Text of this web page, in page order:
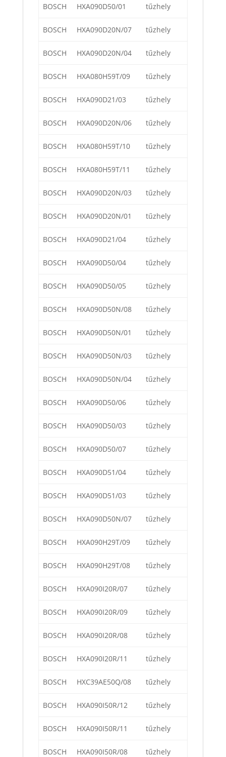
BOSCH HXA090D50/01 tűzhely
BOSCH HXA090D20N/07 tűzhely
BOSCH HXA090D20N/04 tűzhely
BOSCH HXA080H59T/09 tűzhely
BOSCH HXA090D21/03 tűzhely
BOSCH HXA090D20N/06 tűzhely
BOSCH HXA080H59T/10 tűzhely
BOSCH HXA080H59T/11 tűzhely
BOSCH HXA090D20N/03 tűzhely
BOSCH HXA090D20N/01 tűzhely
BOSCH HXA090D21/04 tűzhely
BOSCH HXA090D50/04 tűzhely
BOSCH HXA090D50/05 tűzhely
BOSCH HXA090D50N/08 tűzhely
BOSCH HXA090D50N/01 tűzhely
BOSCH HXA090D50N/03 tűzhely
BOSCH HXA090D50N/04 tűzhely
BOSCH HXA090D50/06 tűzhely
BOSCH HXA090D50/03 tűzhely
BOSCH HXA090D50/07 tűzhely
BOSCH HXA090D51/04 tűzhely
BOSCH HXA090D51/03 tűzhely
BOSCH HXA090D50N/07 tűzhely
BOSCH HXA090H29T/09 tűzhely
BOSCH HXA090H29T/08 tűzhely
BOSCH HXA090I20R/07 tűzhely
BOSCH HXA090I20R/09 tűzhely
BOSCH HXA090I20R/08 tűzhely
BOSCH HXA090I20R/11 tűzhely
BOSCH HXC39AE50Q/08 tűzhely
BOSCH HXA090I50R/12 tűzhely
BOSCH HXA090I50R/11 tűzhely
BOSCH HXA090I50R/08 tűzhely